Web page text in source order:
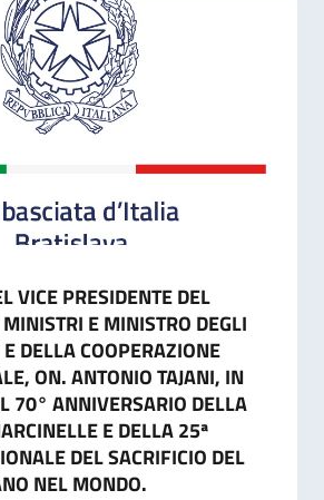
VICE PRESIDENTE DEL
E MINISTRO DEGLI
DELLA COOPERAZIONE
ON. ANTONIO TAJANI, IN
70° ANNIVERSARIO DELLA
E DELLA 25ª
DEL SACRIFICIO DEL
NEL MONDO.